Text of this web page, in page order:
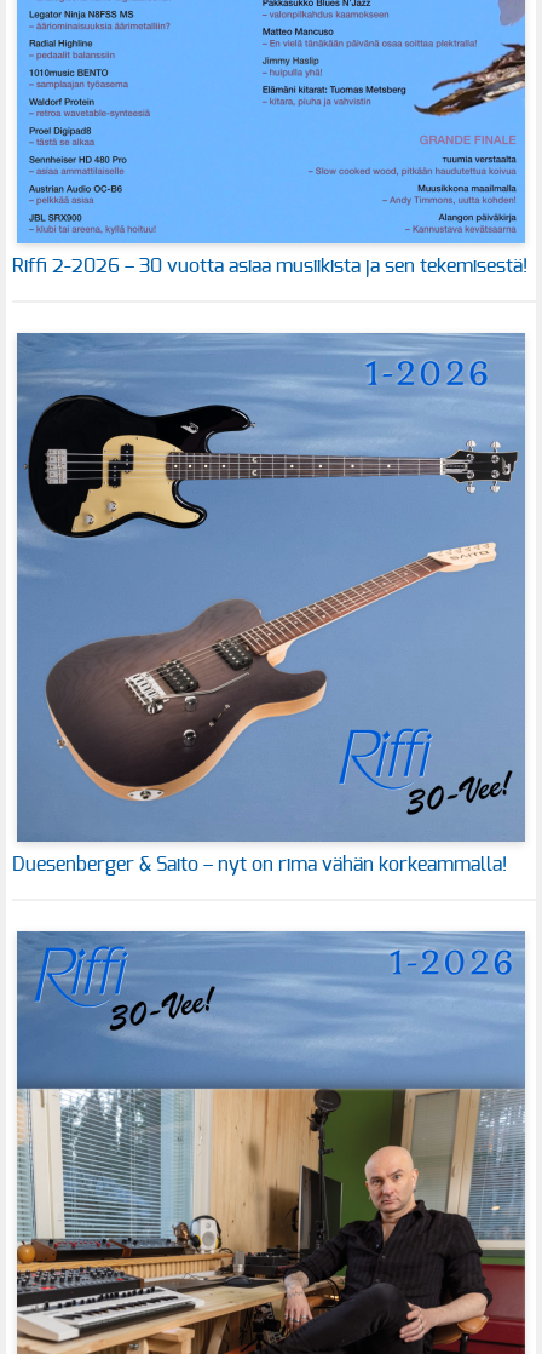
Riffi 2-2026 – 30 vuotta asiaa musiikista ja sen tekemisestä!
Duesenberger & Saito – nyt on rima vähän korkeammalla!